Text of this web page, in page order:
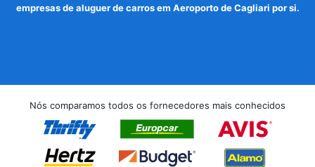
empresas de aluguer de carros em Aeroporto de Cagliari por si.
Nós comparamos todos os fornecedores mais conhecidos